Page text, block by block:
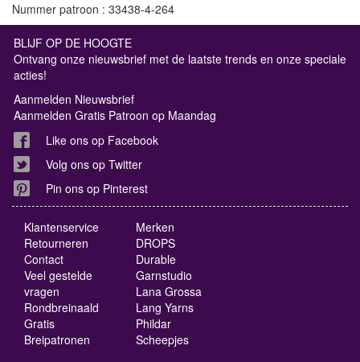
Nummer patroon : 33438-4-264
BLIJF OP DE HOOGTE
Ontvang onze nieuwsbrief met de laatste trends en onze speciale
acties!
Aanmelden Nieuwsbrief
Aanmelden Gratis Patroon op Maandag
Like ons op Facebook
Volg ons op Twitter
Pin ons op Pinterest
Klantenservice
Retourneren
Contact
Veel gestelde
vragen
Rondbreinaald
Gratis
Breipatronen
Merken
DROPS
Durable
Garnstudio
Lana Grossa
Lang Yarns
Phildar
Scheepjes